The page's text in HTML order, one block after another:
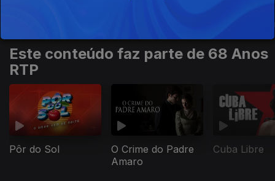
Vidago
Este conteúdo faz parte de 68 Anos
RTP
Pôr do Sol
O Crime do Padre
Amaro
Cuba Libre